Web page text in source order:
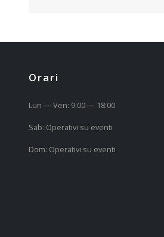
Orari
Lun — Ven: 9:00 — 18:00
Sab: Operativi su eventi
Dom: Operativi su eventi